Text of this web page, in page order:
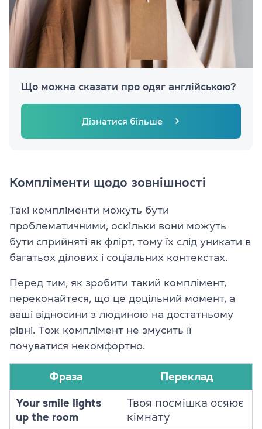
Що можна сказати про одяг англійською?
Дізнатися більше
Компліменти щодо зовнішності
Такі компліменти можуть бути
проблематичними, оскільки вони можуть
бути сприйняті як флірт, тому їх слід уникати в
багатьох ділових і соціальних контекстах.
Перед тим, як зробити такий комплімент,
переконайтеся, що це доцільний момент, а
ваші відносини з людиною на достатньому
рівні. Тож комплімент не змусить її
почуватися некомфортно.
Фраза Переклад
Your smile lights
up the room
Твоя посмішка осяює
кімнату